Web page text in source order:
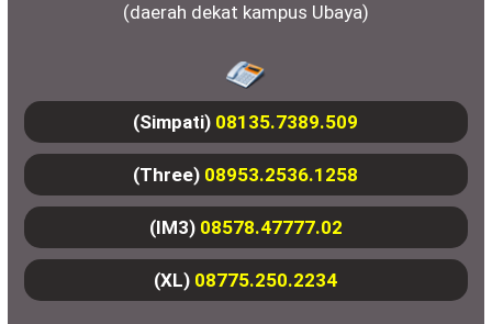
(daerah dekat kampus Ubaya)
(Simpati) 08135.7389.509
(Three) 08953.2536.1258
(IM3) 08578.47777.02
(XL) 08775.250.2234